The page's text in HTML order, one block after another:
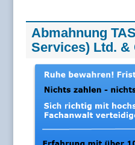
Abmahnung
Services) Ltd. &